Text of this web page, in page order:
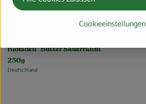
Bioladen* Butter Sauerrahm
250g
, Herkunft:
Deutschland
eingeplant
Cookieeinstellungen